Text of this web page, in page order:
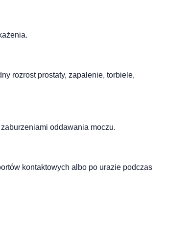
rozrost prostaty, zapalenie, torbiele,
oddawania moczu.
kontaktowych albo po urazie podczas